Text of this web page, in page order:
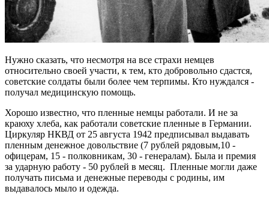
Нужно сказать, что несмотря на все страхи немцев
относительно своей участи, к тем, кто добровольно сдастся,
советские солдаты были более чем терпимы. Кто нуждался -
получал медицинскую помощь.
Хорошо известно, что пленные немцы работали. И не за
краюху хлеба, как работали советские пленные в Германии.
Циркуляр НКВД от 25 августа 1942 предписывал выдавать
пленным денежное довольствие (7 рублей рядовым,10 -
офицерам, 15 - полковникам, 30 - генералам). Была и премия
за ударную работу - 50 рублей в месяц. Пленные могли даже
получать письма и денежные переводы с родины, им
выдавалось мыло и одежда.